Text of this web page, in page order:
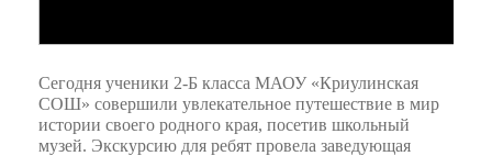
Сегодня ученики 2-Б класса МАОУ «Криулинская
СОШ» совершили увлекательное путешествие в мир
истории своего родного края, посетив школьный
музей. Экскурсию для ребят провела заведующая